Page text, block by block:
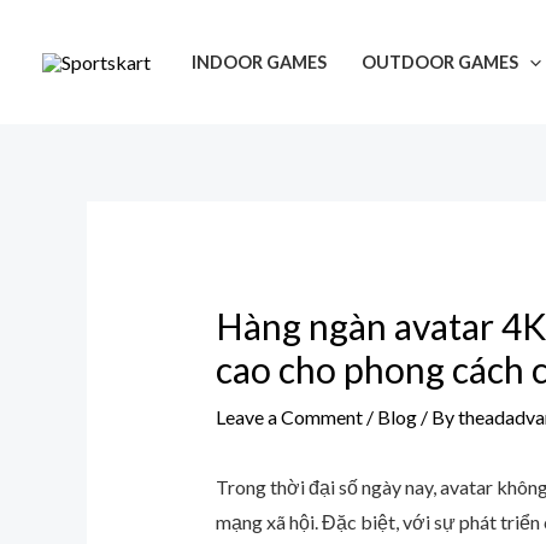
INDOOR GAMES OUTDOOR GAMES
Hàng ngàn avatar
cao cho phong cách
Leave a Comment / Blog/ By
Trong thời đại số ngày nay, avatar
mạng xã hội. Đặc biệt, với sự phát triển
navigation